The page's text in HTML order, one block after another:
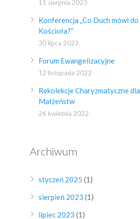
11 sierpnia 2023
Konferencja „Co Duch mówi do
Kościoła?”
30 lipca 2023
Forum Ewangelizacyjne
12 listopada 2022
Rekolekcje Charyzmatyczne dla
Małżeństw
26 kwietnia 2022
Archiwum
styczeń 2025 (1)
sierpień 2023 (1)
lipiec 2023 (1)